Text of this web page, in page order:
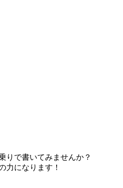
りで書いてみませんか？
力になります！